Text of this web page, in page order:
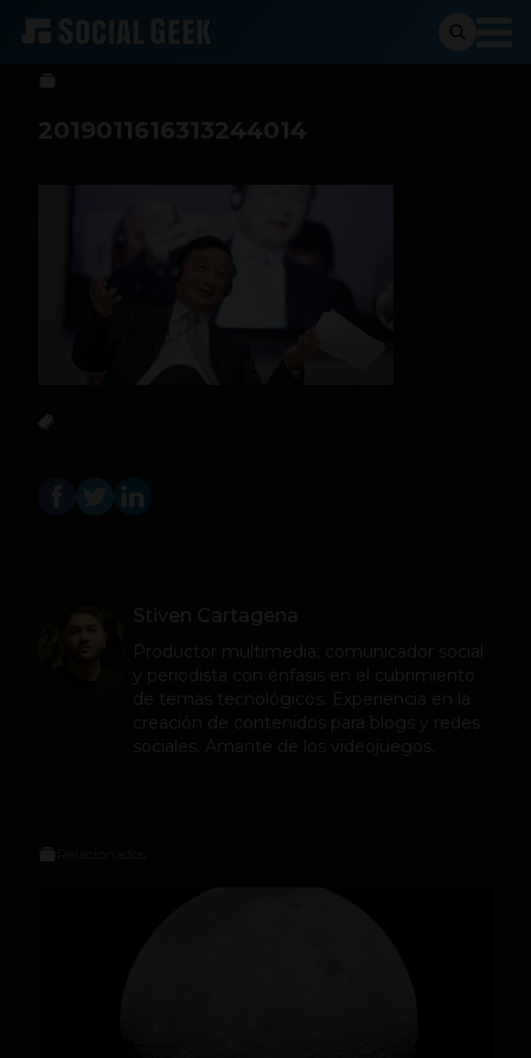
Stiven Cartagena 7 de marzo de 2019
2019011616313244014
Stiven Cartagena
Productor multimedia, comunicador social
y periodista con énfasis en el cubrimiento
de temas tecnológicos. Experiencia en la
creación de contenidos para blogs y redes
sociales. Amante de los videojuegos.